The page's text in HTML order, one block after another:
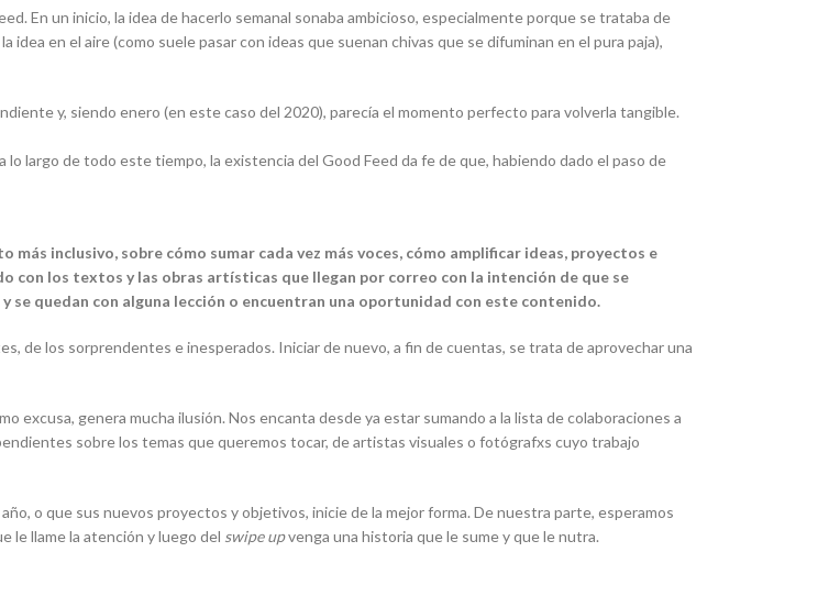
En un inicio, la idea de hacerlo semanal sonaba ambicioso, especialmente porque se trataba de
en el aire (como suele pasar con ideas que suenan chivas que se difuminan en el pura paja),
y, siendo enero (en este caso del 2020), parecía el momento perfecto para volverla tangible.
largo de todo este tiempo, la existencia del Good Feed da fe de que, habiendo dado el paso de
inclusivo, sobre cómo sumar cada vez más voces, cómo amplificar ideas, proyectos e
los textos y las obras artísticas que llegan por correo con la intención de que se
quedan con alguna lección o encuentran una oportunidad con este contenido.
de los sorprendentes e inesperados. Iniciar de nuevo, a fin de cuentas, se trata de aprovechar una
excusa, genera mucha ilusión. Nos encanta desde ya estar sumando a la lista de colaboraciones a
sobre los temas que queremos tocar, de artistas visuales o fotógrafxs cuyo trabajo
o que sus nuevos proyectos y objetivos, inicie de la mejor forma. De nuestra parte, esperamos
le llame la atención y luego del swipe upvenga una historia que le sume y que le nutra.